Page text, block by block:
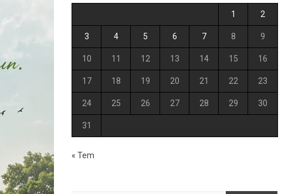
1 2
3 4 5 6 7 8 9
10 11 12 13 14 15 16
17 18 19 20 21 22 23
24 25 26 27 28 29 30
31
« Tem